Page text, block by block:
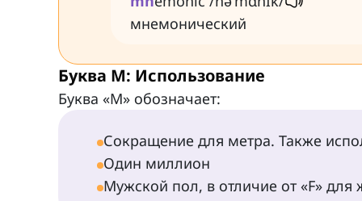
мнемонический
Буква M: Использование
Буква «M» обозначает:
Сокращение для метра. Также
Один миллион
Мужской пол, в отличие от «F» для